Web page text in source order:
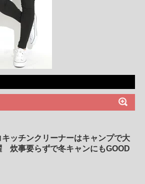
キッチンクリーナーはキャンプで大
炊事要らずで冬キャンにもGOOD